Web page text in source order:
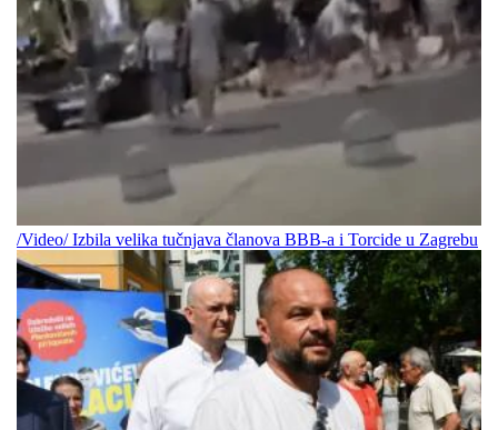
/Video/ Izbila velika tučnjava članova BBB-a i Torcide u Zagrebu